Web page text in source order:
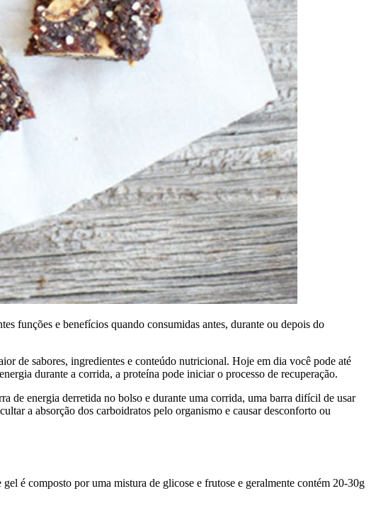
funções e benefícios quando consumidas antes, durante ou depois do
de sabores, ingredientes e conteúdo nutricional. Hoje em dia você pode até
durante a corrida, a proteína pode iniciar o processo de recuperação.
de energia derretida no bolso e durante uma corrida, uma barra difícil de usar
a absorção dos carboidratos pelo organismo e causar desconforto ou
é composto por uma mistura de glicose e frutose e geralmente contém 20-30g